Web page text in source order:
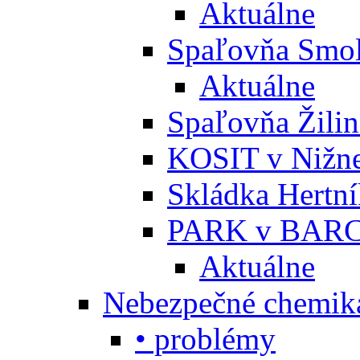
Aktuálne
Spaľovňa
Aktuálne
Spaľovňa
KOSIT v
Skládka
PARK v
Aktuálne
Nebezpečné
• problémy